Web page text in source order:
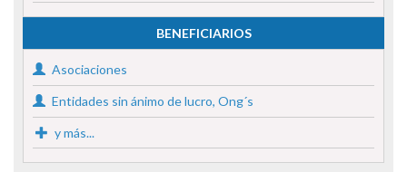
BENEFICIARIOS
Asociaciones
Entidades sin ánimo de lucro, Ong´s
y más...